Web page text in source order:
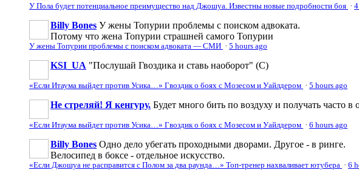
У Пола будет потенциальное преимущество над Джошуа. Известны новые подробности боя ·
Billy Bones У жены Топурии проблемы с поиском адвоката.
Потому что жена Топурии страшней самого Топурии
У жены Топурии проблемы с поиском адвоката — СМИ · 5 hours ago
KSI_UA "Послушай Гвоздика и ставь наоборот" (С)
«Если Итаума выйдет против Усика…» Гвоздик о боях с Мозесом и Уайлдером · 5 hours ago
Не стреляй! Я кенгуру. Будет много бить по воздуху и получать часто
«Если Итаума выйдет против Усика…» Гвоздик о боях с Мозесом и Уайлдером · 6 hours ago
Billy Bones Одно дело убегать проходными дворами. Другое - в ринге.
Велосипед в боксе - отдельное искусство.
«Если Джошуа не расправится с Полом за два раунда…» Топ-тренер нахваливает ютубера · 6